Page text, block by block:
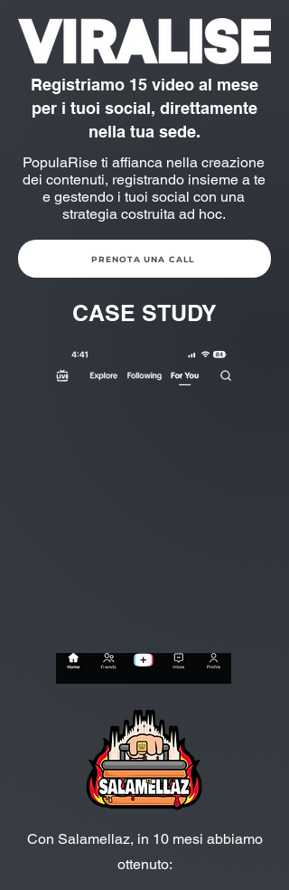
Registriamo 15 video al mese
per i tuoi social, direttamente
nella tua sede.
PopulaRise ti affianca nella creazione
dei contenuti, registrando insieme a te
e gestendo i tuoi social con una
strategia costruita ad hoc.
PRENOTA UNA CALL
CASE STUDY
Con Salamellaz, in 10 mesi abbiamo
ottenuto:​​